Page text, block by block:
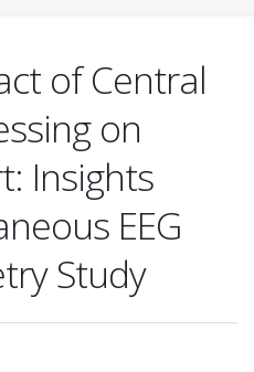
of Central
on
Insights
EEG
Study